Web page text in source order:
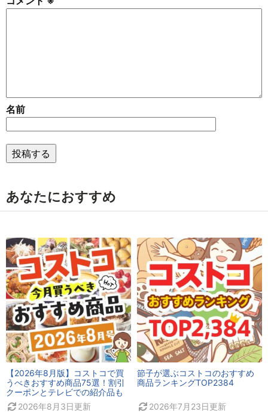
名前
あなたにおすすめ
【2026年8月版】コストコで買
うべきおすすめ商品75選！割引
クーポンとテレビでの紹介品も
2026年8月3日更新
節子が選ぶコストコのおすすめ
商品ランキングTOP2384
2026年7月23日更新